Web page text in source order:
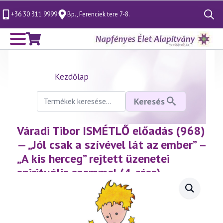
+36 30 311 9999 Bp., Ferenciek tere 7-8.
Search
for:
Kezdőlap
Keresés
következőre:
Keresés
Váradi Tibor ISMÉTLŐ előadás (968)
— „Jól csak a szívével lát az ember” –
„A kis herceg” rejtett üzenetei
spirituális szemmel (4. rész)